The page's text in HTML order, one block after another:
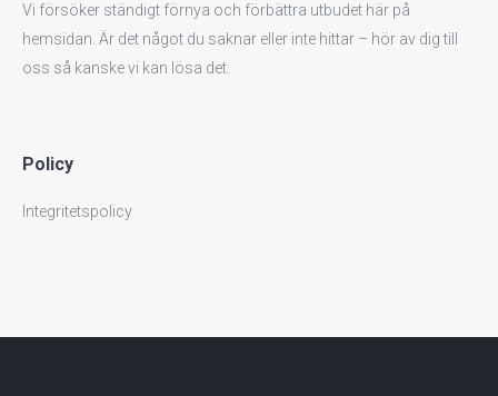
Vi försöker ständigt förnya och förbättra utbudet här på
hemsidan. Är det något du saknar eller inte hittar – hör av dig till
oss så kanske vi kan lösa det.
Policy
Integritetspolicy